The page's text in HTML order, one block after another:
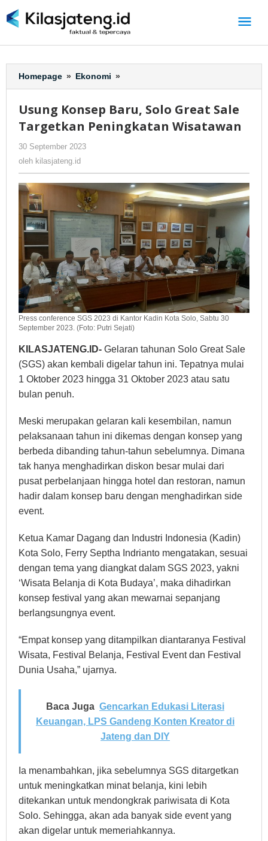
ke
Homepage » Ekonomi »
Konsep
Solo
Great
Wisatawan
Usung Konsep Baru, Solo Great Sale
Targetkan Peningkatan Wisatawan
30 September 2023
oleh kilasjateng.id
Press conference SGS 2023 di Kantor Kadin Kota Solo, Sabtu 30
September 2023. (Foto: Putri Sejati)
KILASJATENG.ID- Gelaran tahunan Solo Great Sale
(SGS) akan kembali digelar tahun ini. Tepatnya mulai
1 Oktober 2023 hingga 31 Oktober 2023 atau satu
bulan penuh.
Meski merupakan gelaran kali kesembilan, namun
pelaksanaan tahun ini dikemas dengan konsep yang
berbeda dibanding tahun-tahun sebelumnya. Dimana
tak hanya menghadirkan diskon besar mulai dari
pusat perbelanjaan hingga hotel dan restoran, namun
hadir dalam konsep baru dengan menghadirkan side
event.
Ketua Kamar Dagang dan Industri Indonesia (Kadin)
Kota Solo, Ferry Septha Indrianto mengatakan, sesuai
dengan tema yang diangkat dalam SGS 2023, yakni
‘Wisata Belanja di Kota Budaya’, maka dihadirkan
konsep festival yang akan mewarnai sepanjang
berlangsungnya event.
“Empat konsep yang ditampilkan diantaranya Festival
Wisata, Festival Belanja, Festival Event dan Festival
Dunia Usaha,” ujarnya.
Baca Juga Gencarkan Edukasi Literasi
Keuangan, LPS Gandeng Konten Kreator di
Jateng dan DIY
Ia menambahkan, jika sebelumnya SGS ditargetkan
untuk meningkatkan minat belanja, kini lebih
ditekankan untuk mendongkrak pariwisata di Kota
Solo. Sehingga, akan ada banyak side event yang
akan digelar untuk memeriahkannya.